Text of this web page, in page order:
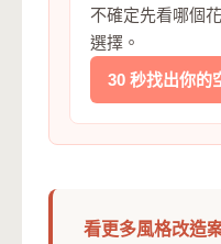
不確定先看哪個
選擇。
30 秒找出你的
看更多風格改造